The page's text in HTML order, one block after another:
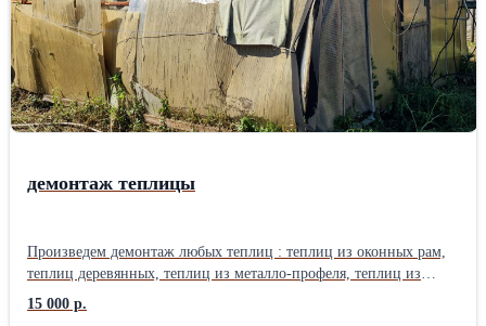
демонтаж теплицы
Произведем демонтаж любых теплиц : теплиц из оконных рам,
теплиц деревянных, теплиц из металло-профеля, теплиц из
поликарбоната.Демонтаж производим с вывозом на полигоны
или без вывоза. Стоимость от 15000 рублей. Предоставляет
15 000 р.